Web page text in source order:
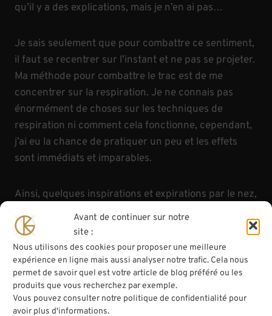
Avant de continuer sur notre
site :
Nous utilisons des cookies pour proposer une meilleure
expérience en ligne mais aussi analyser notre trafic. Cela nous
permet de savoir quel est votre article de blog préféré ou les
produits que vous recherchez par exemple.
Vous pouvez consulter notre politique de confidentialité pour
avoir plus d'informations.
qu’il y a des explications, mais je n’en ai pas…
Je sais seulement que pour combattre ce sentiment,
il faut se recentrer sur l’instant et ne pas se projeter.
Ma méthode pour combattre le trac est de me
concentrer sur la respiration. Je ne connais pas
énormément de choses sur les techniques de
respiration ni comment cela fonctionne, cependant,
j’ai eu la chance de pratiquer un peu et les effets
sont immédiats et imparables.
Ainsi, quelques inspirations et expirations par le nez,
en se concentrant sur les flux et le mouvement
abdominal permettent de se recentrer sur l’instant
et faire disparaître l’attente.
Une autre façon de combattre le trac est de
transformer l’appréhension en excitation. Je ne dis
pas que c’est évident, mais c’est cette manipulation